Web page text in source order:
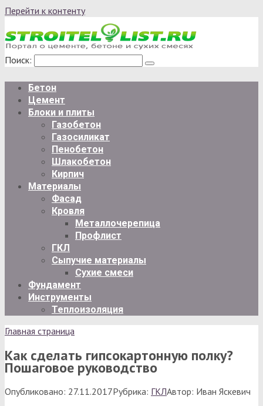
Перейти к контенту
Поиск:
Бетон
Цемент
Блоки и плиты
Газобетон
Газосиликат
Пенобетон
Шлакобетон
Кирпич
Материалы
Фасад
Кровля
Металлочерепица
Профлист
ГКЛ
Сыпучие материалы
Сухие смеси
Фундамент
Инструменты
Теплоизоляция
Главная страница
Как сделать гипсокартонную полку?
Пошаговое руководство
Опубликовано: 27.11.2017Рубрика: ГКЛАвтор: Иван Яскевич